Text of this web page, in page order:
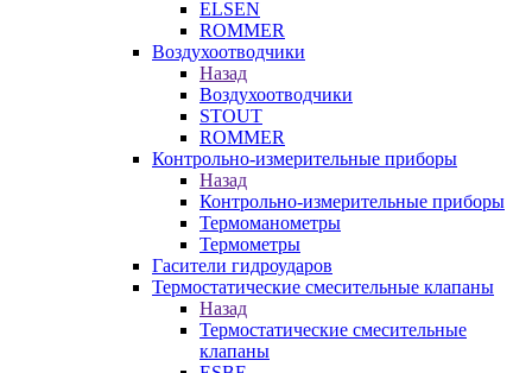
ELSEN
ROMMER
Воздухоотводчики
Назад
Воздухоотводчики
STOUT
ROMMER
Контрольно-измерительные приборы
Назад
Контрольно-измерительные приборы
Термоманометры
Термометры
Гасители гидроударов
Термостатические смесительные клапаны
Назад
Термостатические смесительные
клапаны